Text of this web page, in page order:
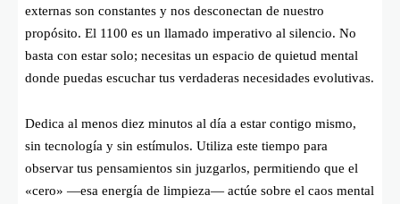
externas son constantes y nos desconectan de nuestro
propósito. El 1100 es un llamado imperativo al silencio. No
basta con estar solo; necesitas un espacio de quietud mental
donde puedas escuchar tus verdaderas necesidades evolutivas.
Dedica al menos diez minutos al día a estar contigo mismo,
sin tecnología y sin estímulos. Utiliza este tiempo para
observar tus pensamientos sin juzgarlos, permitiendo que el
«cero» —esa energía de limpieza— actúe sobre el caos mental